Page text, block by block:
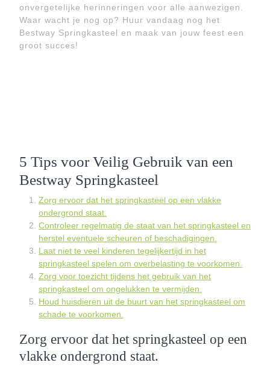
onvergetelijke herinneringen voor alle aanwezigen.
Waar wacht je nog op? Huur vandaag nog het
Bestway Springkasteel en maak van jouw feest een
groot succes!
5 Tips voor Veilig Gebruik van een
Bestway Springkasteel
Zorg ervoor dat het springkasteel op een vlakke
ondergrond staat.
Controleer regelmatig de staat van het springkasteel en
herstel eventuele scheuren of beschadigingen.
Laat niet te veel kinderen tegelijkertijd in het
springkasteel spelen om overbelasting te voorkomen.
Zorg voor toezicht tijdens het gebruik van het
springkasteel om ongelukken te vermijden.
Houd huisdieren uit de buurt van het springkasteel om
schade te voorkomen.
Zorg ervoor dat het springkasteel op een
vlakke ondergrond staat.